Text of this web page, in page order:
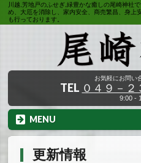
川越,芳地戸のふせぎ,緑豊かな癒しの尾崎神社
め、大厄を消除し、家内安全、商売繁昌、身上
も行っております。
お気軽にお問い
TEL０４９－２
9:00 -
MENU
更新情報